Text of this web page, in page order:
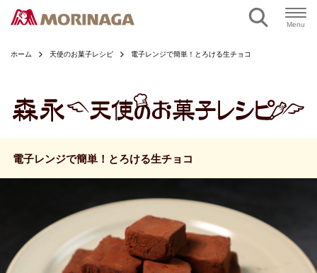
Menu
ホーム 天使のお菓子レシピ 電子レンジで簡単！とろける生チョコ
電子レンジで簡単！とろける生チョコ